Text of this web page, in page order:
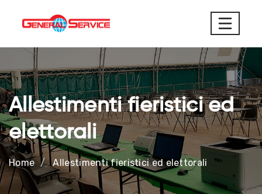
Allestimenti fieristici ed
elettorali
Home Allestimenti fieristici ed elettorali